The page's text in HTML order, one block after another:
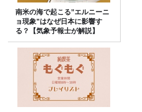
南米の海で起こる”エルニーニ
ョ現象”はなぜ日本に影響す
る？【気象予報士が解説】